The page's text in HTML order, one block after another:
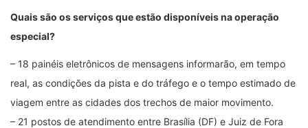
Quais são os serviços que estão disponíveis na operação
especial?
– 18 painéis eletrônicos de mensagens informarão, em tempo
real, as condições da pista e do tráfego e o tempo estimado de
viagem entre as cidades dos trechos de maior movimento.
– 21 postos de atendimento entre Brasília (DF) e Juiz de Fora